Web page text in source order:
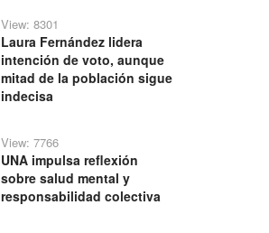
View: 8301
Laura Fernández lidera
intención de voto, aunque
mitad de la población sigue
indecisa
View: 7766
UNA impulsa reflexión
sobre salud mental y
responsabilidad colectiva